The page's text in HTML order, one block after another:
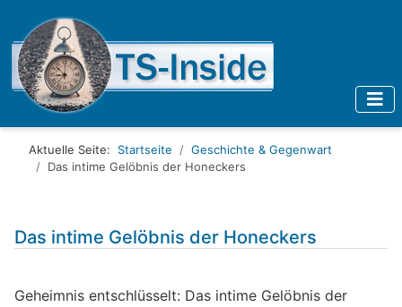
Aktuelle Seite: Startseite
Geschichte & Gegenwart
Das intime Gelöbnis der Honeckers
Das intime Gelöbnis der Honeckers
Geheimnis entschlüsselt: Das intime Gelöbnis der